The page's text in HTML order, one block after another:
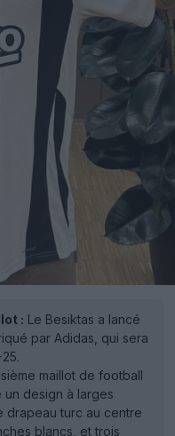
: Le Besiktas a lancé
par Adidas, qui sera
maillot de football
un design à larges
drapeau turc au centre
blancs, et trois